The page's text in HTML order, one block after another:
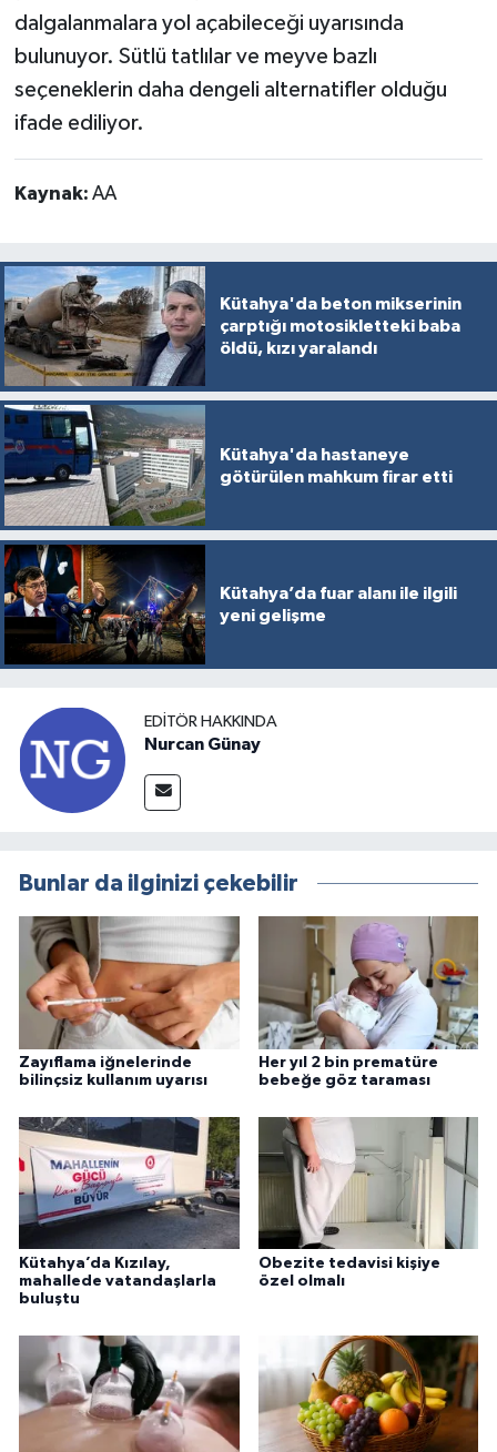
dalgalanmalara yol açabileceği uyarısında
bulunuyor. Sütlü tatlılar ve meyve bazlı
seçeneklerin daha dengeli alternatifler olduğu
ifade ediliyor.
Kaynak: AA
Kütahya'da beton mikserinin
çarptığı motosikletteki baba
öldü, kızı yaralandı
Kütahya'da hastaneye
götürülen mahkum firar etti
Kütahya’da fuar alanı ile ilgili
yeni gelişme
EDITÖR HAKKINDA
Nurcan Günay
Bunlar da ilginizi çekebilir
Zayıflama iğnelerinde
bilinçsiz kullanım uyarısı
Her yıl 2 bin prematüre
bebeğe göz taraması
Kütahya’da Kızılay,
mahallede vatandaşlarla
buluştu
Obezite tedavisi kişiye
özel olmalı